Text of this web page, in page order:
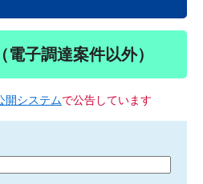
子調達案件以外）
開システムで公告しています